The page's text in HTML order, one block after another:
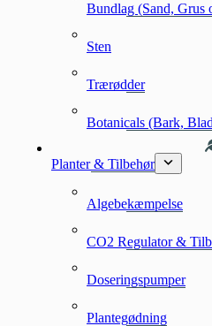
Bundlag (Sand, Grus
Sten
Trærødder
Botanicals (Bark,
Planter & Tilbehør
Algebekæmpelse
CO2 Regulator &
Doseringspumper
Plantegødning